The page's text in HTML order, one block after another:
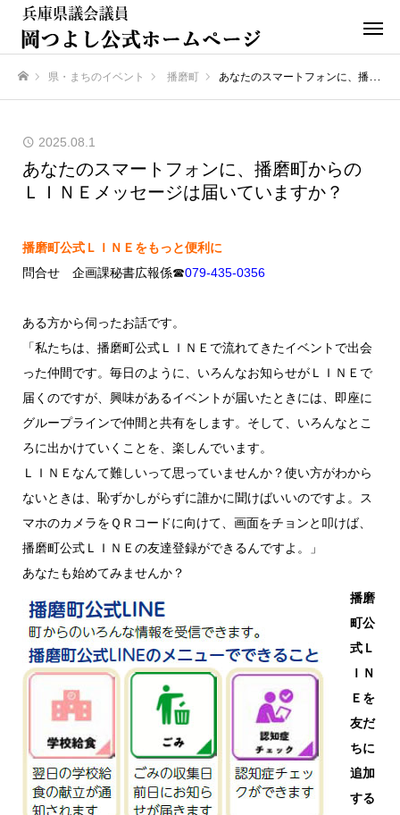
県・まちのイベント 播磨町 あなたのスマートフォンに、播磨町からのＬＩＮＥメッセージは届いていますか？
2025.08.1
あなたのスマートフォンに、播磨町からの
ＬＩＮＥメッセージは届いていますか？
播磨町公式ＬＩＮＥをもっと便利に
問合せ 企画課秘書広報係☎079‐435‐0356
ある方から伺ったお話です。
「私たちは、播磨町公式ＬＩＮＥで流れてきたイベントで出会
った仲間です。毎日のように、いろんなお知らせがＬＩＮＥで
届くのですが、興味があるイベントが届いたときには、即座に
グループラインで仲間と共有をします。そして、いろんなとこ
ろに出かけていくことを、楽しんでいます。
ＬＩＮＥなんて難しいって思っていませんか？使い方がわから
ないときは、恥ずかしがらずに誰かに聞けばいいのですよ。ス
マホのカメラをＱＲコードに向けて、画面をチョンと叩けば、
播磨町公式ＬＩＮＥの友達登録ができるんですよ。」
あなたも始めてみませんか？
播磨
町公
式Ｌ
ＩＮ
Ｅを
友だ
ちに
追加
する